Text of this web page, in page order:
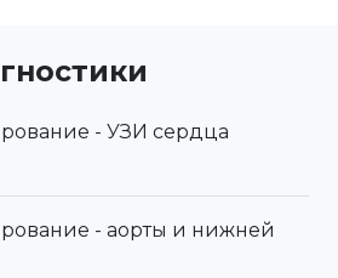
- УЗИ сердца
- аорты и нижней